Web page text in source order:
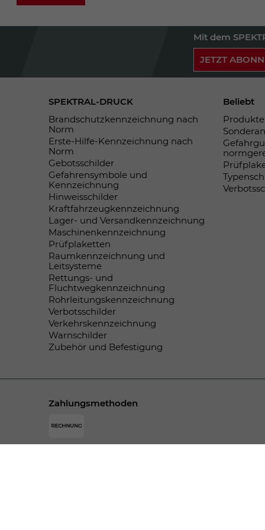
Mit dem
JETZT
SPEKTRAL-DRUCK
Brandschutzkennzeichnung nach
Norm
Erste-Hilfe-Kennzeichnung nach
Norm
Gebotsschilder
Gefahrensymbole und
Kennzeichnung
Hinweisschilder
Kraftfahrzeugkennzeichnung
Lager- und Versandkennzeichnung
Maschinenkennzeichnung
Prüfplaketten
Raumkennzeichnung und
Leitsysteme
Rettungs- und
Fluchtwegkennzeichnung
Rohrleitungskennzeichnung
Verbotsschilder
Verkehrskennzeichnung
Warnschilder
Zubehör und Befestigung
Beliebt
Zahlungsmethoden